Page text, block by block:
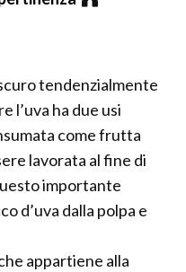
tendenzialmente
l’uva ha due usi
come frutta
lavorata al fine di
importante
d’uva dalla polpa e
appartiene alla